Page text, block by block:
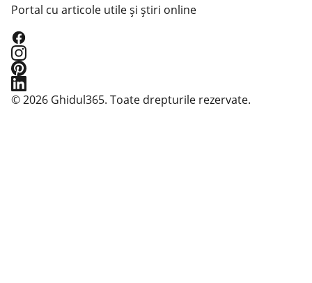
Portal cu articole utile și știri online
© 2026 Ghidul365. Toate drepturile rezervate.